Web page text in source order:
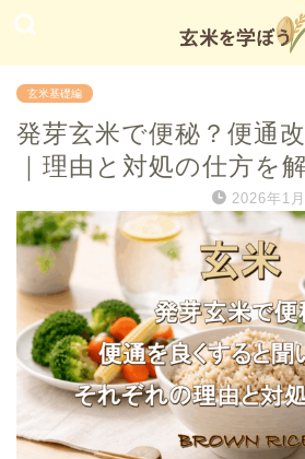
玄米基礎編
発芽玄米で便秘？便通
｜理由と対処の仕方を
2026年1